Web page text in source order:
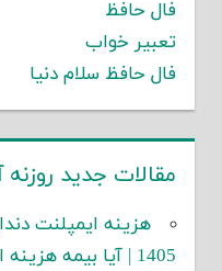
فال حافظ
تعبیر خواب
فال حافظ سلام دنیا
مقالات جدید روزنه
هزینه ایمپلنت
1405 | آیا بیمه هزینه ایمپلنت را می‌دهد؟